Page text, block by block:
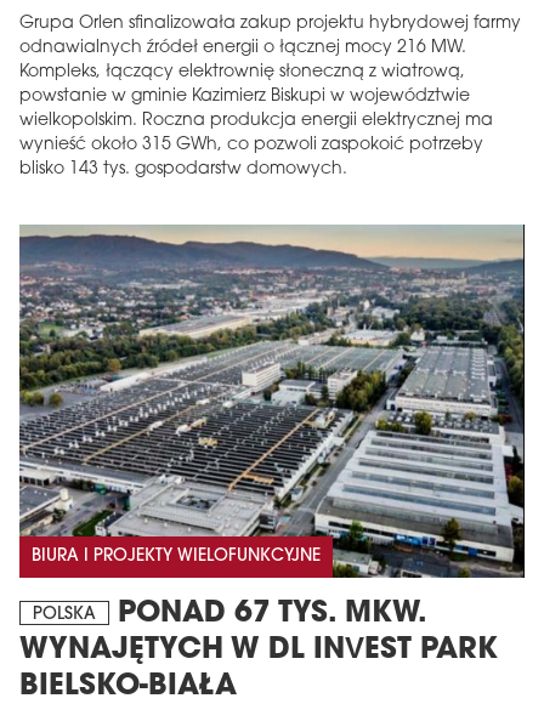
Grupa Orlen sfinalizowała zakup projektu hybrydowej farmy
odnawialnych źródeł energii o łącznej mocy 216 MW.
Kompleks, łączący elektrownię słoneczną z wiatrową,
powstanie w gminie Kazimierz Biskupi w województwie
wielkopolskim. Roczna produkcja energii elektrycznej ma
wynieść około 315 GWh, co pozwoli zaspokoić potrzeby
blisko 143 tys. gospodarstw domowych.
BIURA I PROJEKTY WIELOFUNKCYJNE
POLSKA
PONAD 67 TYS. MKW.
WYNAJĘTYCH W DL INVEST PARK
BIELSKO-BIAŁA